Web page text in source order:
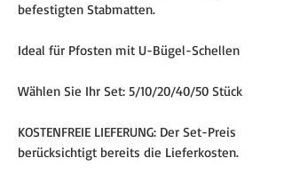
befestigten Stabmatten.
Ideal für Pfosten mit U-Bügel-Schellen
Wählen Sie Ihr Set: 5/10/20/40/50 Stück
KOSTENFREIE LIEFERUNG: Der Set-Preis
berücksichtigt bereits die Lieferkosten.